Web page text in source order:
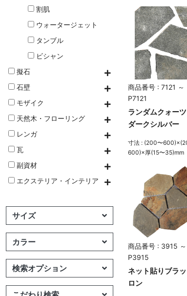
割肌
ウォータージェット
タンブル
ビシャン
擬石
石壁
モザイク
天然木・フローリング
レンガ
瓦
副資材
エクステリア・インテリア
サイズ
カラー
検索オプション
商品番号 : 7121 ～
P7121
ランダムクォーツ
ダークシルバー
寸法 : (200〜
600)×厚(15〜35)mm
商品番号 : 3915 ～
P3915
ネット貼りブラ
ロン